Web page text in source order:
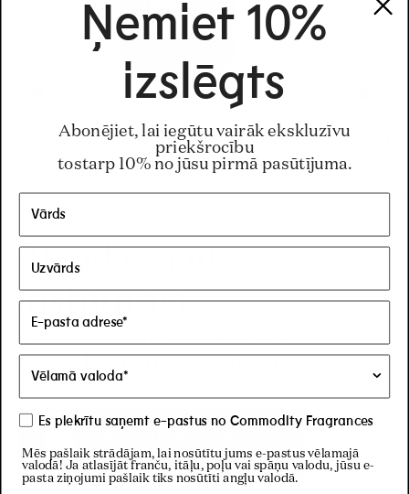
Juice Regular price
34 €–155 €
Regular price
155€
Regular
34€ Gold
Atrodiet mūs
Instagram
Labākais veids, kā sekot līdzi
par to, kas notiek Commodity.
Apmeklējiet mūsu
Instagram
Ņemiet 10%
izslēgts
Abonējiet, lai iegūtu vairāk ekskluzīvu
priekšrocību
tostarp 10% no jūsu pirmā pasūtījuma.
Es piekrītu saņemt e-pastus no Commodity Fragrances
Mēs pašlaik strādājam, lai nosūtītu jums e-pastus vēlamajā
valodā! Ja atlasījāt franču, itāļu, poļu vai spāņu valodu, jūsu e-
pasta ziņojumi pašlaik tiks nosūtīti angļu valodā.